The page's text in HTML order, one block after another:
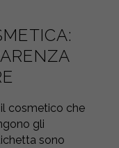
cosmetico che
gli
sono